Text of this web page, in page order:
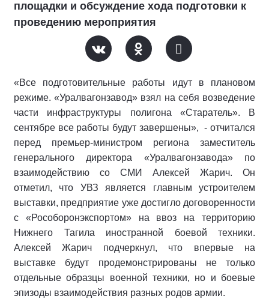
площадки и обсуждение хода подготовки к
проведению мероприятия
«Все подготовительные работы идут в плановом
режиме. «Уралвагонзавод» взял на себя возведение
части инфраструктуры полигона «Старатель». В
сентябре все работы будут завершены», - отчитался
перед премьер-министром региона заместитель
генерального директора «Уралвагонзавода» по
взаимодействию со СМИ Алексей Жарич. Он
отметил, что УВЗ является главным устроителем
выставки, предприятие уже достигло договоренности
с «Рособоронэкспортом» на ввоз на территорию
Нижнего Тагила иностранной боевой техники.
Алексей Жарич подчеркнул, что впервые на
выставке будут продемонстрированы не только
отдельные образцы военной техники, но и боевые
эпизоды взаимодействия разных родов армии.